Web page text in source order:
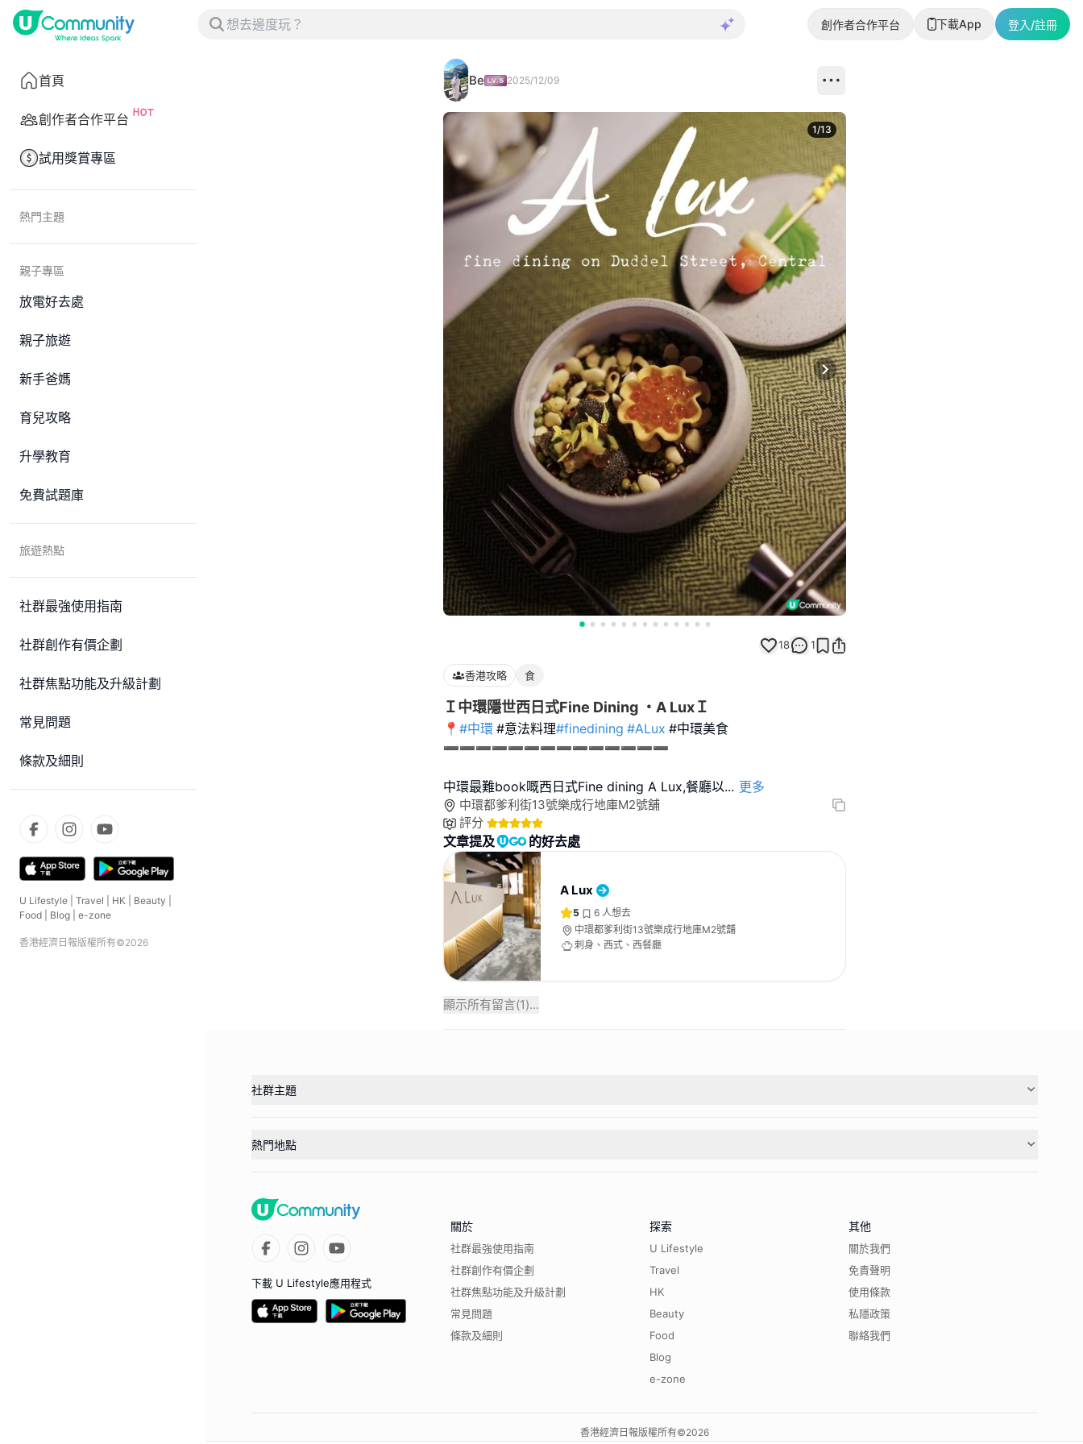
創作者合作平台 下載App 登入/註冊
首頁
創作者合作平台
試用獎賞專區
熱門主題
親子專區
放電好去處
親子旅遊
新手爸媽
育兒攻略
升學教育
免費試題庫
旅遊熱點
社群最強使用指南
社群創作有價企劃
社群焦點功能及升級計劃
常見問題
條款及細則
U Lifestyle Travel HK Beauty
Food
Blog e-zone
香港經濟日報版權所有©2026
Be 2025/12/09
Next slide
1/13
18 1
香港攻略 食
Ｉ中環隱世西日式Fine Dining ・A LuxＩ
📍 #中環 #意法料理#finedining #ALux #中環美食
➖➖➖➖➖➖➖➖➖➖➖➖➖➖
中環最難book嘅西日式Fine dining A Lux,餐廳以... 更多
中環都爹利街13號樂成行地庫M2號舖
評分
文章提及 的好去處
A Lux
5 6 人想去
中環都爹利街13號樂成行地庫M2號舖
刺身、西式、西餐廳
顯示所有留言(1)...
社群主題
熱門地點
下載 U Lifestyle應用程式
關於
社群最強使用指南
社群創作有價企劃
社群焦點功能及升級計劃
常見問題
條款及細則
探索
U Lifestyle
Travel
HK
Beauty
Food
Blog
e-zone
其他
關於我們
免責聲明
使用條款
私隱政策
聯絡我們
香港經濟日報版權所有©2026